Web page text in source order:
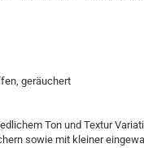
geräuchert
Ton und Textur
sowie mit kleiner